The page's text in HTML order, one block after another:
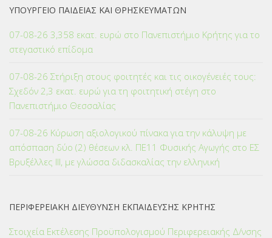
ΥΠΟΥΡΓΕΙΟ ΠΑΙΔΕΙΑΣ ΚΑΙ ΘΡΗΣΚΕΥΜΑΤΩΝ
07-08-26 3,358 εκατ. ευρώ στο Πανεπιστήμιο Κρήτης για το
στεγαστικό επίδομα
07-08-26 Στήριξη στους φοιτητές και τις οικογένειές τους:
Σχεδόν 2,3 εκατ. ευρώ για τη φοιτητική στέγη στο
Πανεπιστήμιο Θεσσαλίας
07-08-26 Κύρωση αξιολογικού πίνακα για την κάλυψη με
απόσπαση δύο (2) θέσεων κλ. ΠΕ11 Φυσικής Αγωγής στο ΕΣ
Βρυξέλλες ΙΙΙ, με γλώσσα διδασκαλίας την ελληνική
ΠΕΡΙΦΕΡΕΙΑΚΗ ΔΙΕΥΘΥΝΣΗ ΕΚΠΑΙΔΕΥΣΗΣ ΚΡΗΤΗΣ
Στοιχεία Εκτέλεσης Προϋπολογισμού Περιφερειακής Δ/νσης